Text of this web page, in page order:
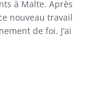
à Malte. Après
nouveau travail
de foi. J’ai